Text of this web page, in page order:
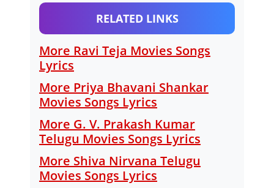
RELATED LINKS
More Ravi Teja Movies Songs
Lyrics
More Priya Bhavani Shankar
Movies Songs Lyrics
More G. V. Prakash Kumar
Telugu Movies Songs Lyrics
More Shiva Nirvana Telugu
Movies Songs Lyrics